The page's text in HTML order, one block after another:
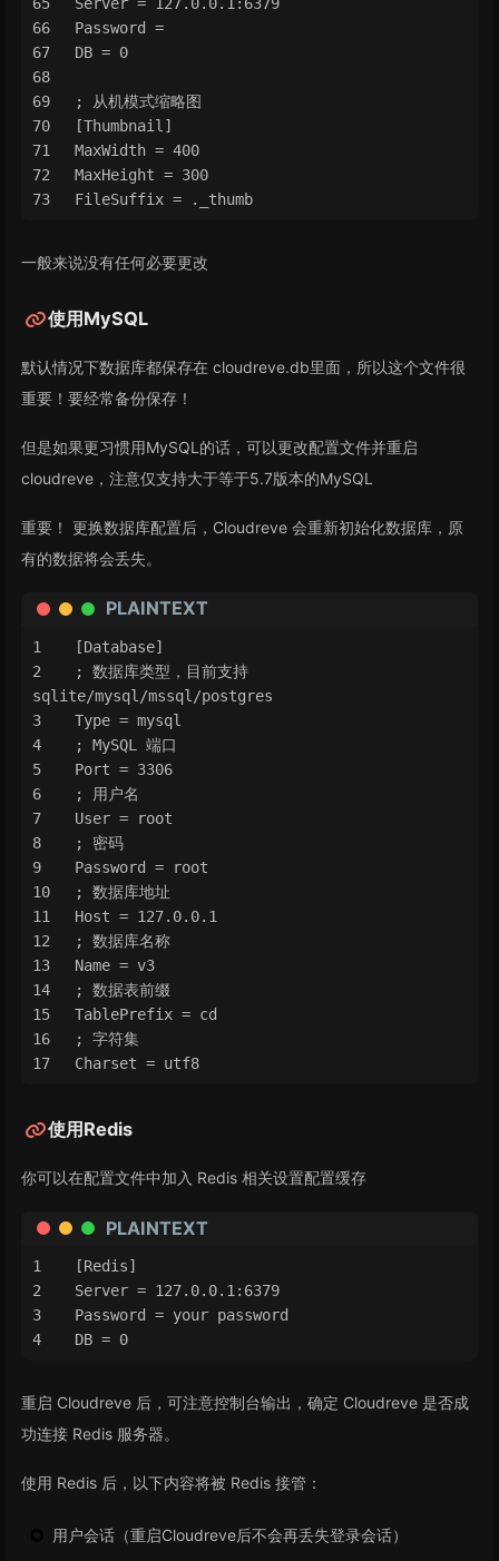
Password =
DB = 0
; 从机模式缩略图
[Thumbnail]
MaxWidth = 400
MaxHeight = 300
FileSuffix = ._thumb
一般来说没有任何必要更改
使用MySQL
默认情况下数据库都保存在 cloudreve.db里面，所以这个文件很
重要！要经常备份保存！
但是如果更习惯用MySQL的话，可以更改配置文件并重启
cloudreve，注意仅支持大于等于5.7版本的MySQL
重要！ 更换数据库配置后，Cloudreve 会重新初始化数据库，原
有的数据将会丢失。
PLAINTEXT
[Database]
; 数据库类型，目前支持
sqlite/mysql/mssql/postgres
Type = mysql
; MySQL 端口
Port = 3306
; 用户名
User = root
; 密码
Password = root
; 数据库地址
Host = 127.0.0.1
; 数据库名称
Name = v3
; 数据表前缀
TablePrefix = cd
; 字符集
Charset = utf8
使用Redis
你可以在配置文件中加入 Redis 相关设置配置缓存
PLAINTEXT
[Redis]
Server = 127.0.0.1:6379
Password = your password
DB = 0
重启 Cloudreve 后，可注意控制台输出，确定 Cloudreve 是否成
功连接 Redis 服务器。
使用 Redis 后，以下内容将被 Redis 接管：
用户会话（重启Cloudreve后不会再丢失登录会话）